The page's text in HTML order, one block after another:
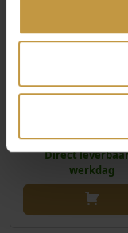
OORBELLEN
CHAIN
Direct
werkdag